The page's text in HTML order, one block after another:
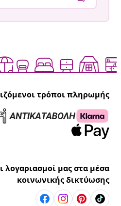
τρόποι πληρωμής
λογαριασμοί μας στα μέσα
κοινωνικής δικτύωσης